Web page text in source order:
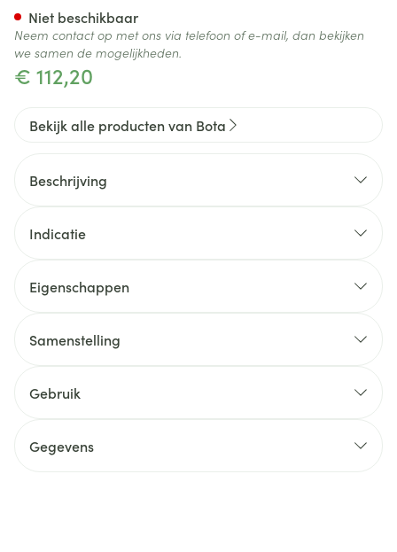
€ 112,20
Niet beschikbaar
Neem contact op met ons via telefoon of e-mail, dan bekijken
we samen de mogelijkheden.
Bekijk alle producten van Bota
Beschrijving
Indicatie
Eigenschappen
Samenstelling
Gebruik
Gegevens